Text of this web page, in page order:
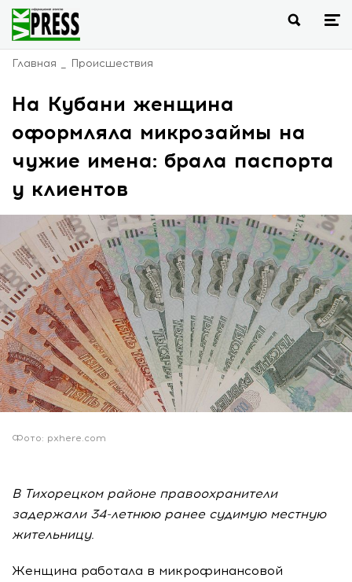
Главная Происшествия
На Кубани женщина
оформляла микрозаймы на
чужие имена: брала паспорта
у клиентов
Фото: pxhere.com
В Тихорецком районе правоохранители
задержали 34-летнюю ранее судимую местную
жительницу.
Женщина работала в микрофинансовой